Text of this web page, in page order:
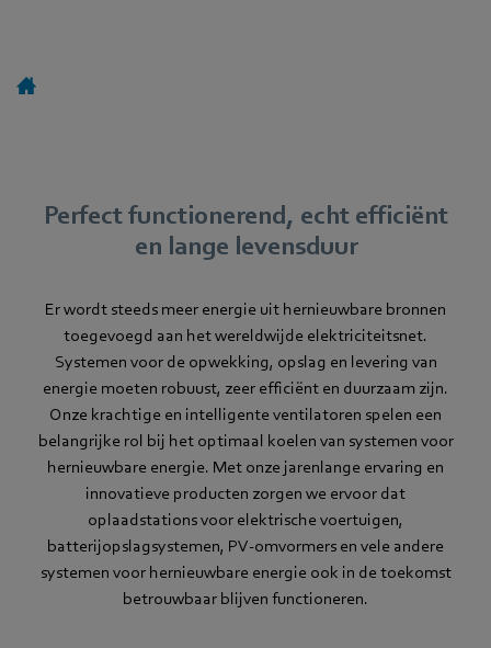
Perfect functionerend, echt efficiënt
en lange levensduur
Er wordt steeds meer energie uit hernieuwbare bronnen
toegevoegd aan het wereldwijde elektriciteitsnet.
Systemen voor de opwekking, opslag en levering van
energie moeten robuust, zeer efficiënt en duurzaam zijn.
Onze krachtige en intelligente ventilatoren spelen een
belangrijke rol bij het optimaal koelen van systemen voor
hernieuwbare energie. Met onze jarenlange ervaring en
innovatieve producten zorgen we ervoor dat
oplaadstations voor elektrische voertuigen,
batterijopslagsystemen, PV-omvormers en vele andere
systemen voor hernieuwbare energie ook in de toekomst
betrouwbaar blijven functioneren.